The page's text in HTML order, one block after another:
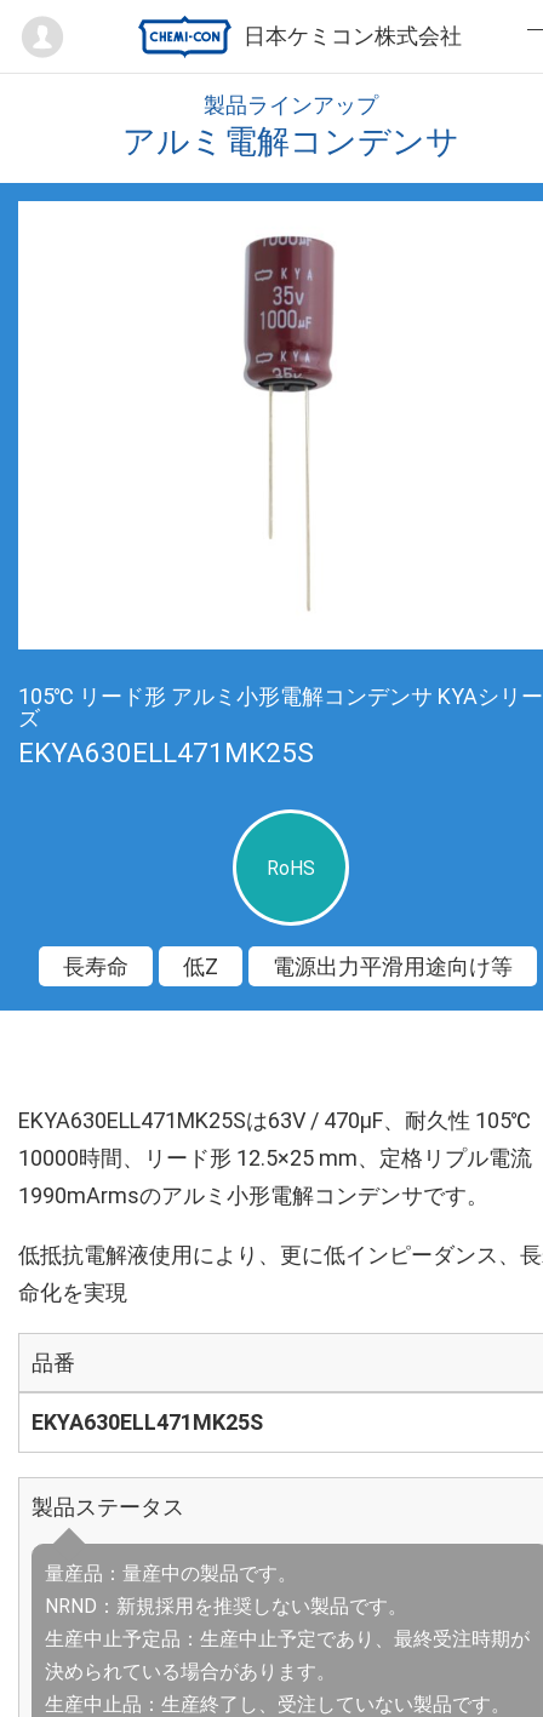
日本ケミコン株式会社
Mypage
製品ラインアップ
アルミ電解コンデンサ
105℃ リード形 アルミ小形電解コンデンサ KYAシリー
ズ
EKYA630ELL471MK25S
RoHS
長寿命 低Z 電源出力平滑用途向け等
EKYA630ELL471MK25Sは63V / 470µF、耐久性 105℃
10000時間、リード形 12.5×25 mm、定格リプル電流
1990mArmsのアルミ小形電解コンデンサです。
低抵抗電解液使用により、更に低インピーダンス、
命化を実現
品番
EKYA630ELL471MK25S
製品ステータス
量産品：量産中の製品です。
NRND：新規採用を推奨しない製品です。
生産中止予定品：生産中止予定であり、最終受注時期が
決められている場合があります。
生産中止品：生産終了し、受注していない製品です。